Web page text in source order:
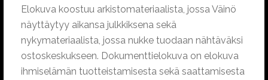
Elokuva koostuu arkistomateriaalista, jossa Väinö
näyttäytyy aikansa julkkiksena sekä
nykymateriaalista, jossa nukke tuodaan nähtäväksi
ostoskeskukseen. Dokumenttielokuva on elokuva
ihmiselämän tuotteistamisesta sekä saattamisesta